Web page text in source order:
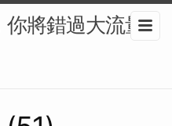
你將錯過大流量-